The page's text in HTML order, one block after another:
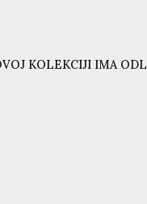
KOLEKCIJI IMA